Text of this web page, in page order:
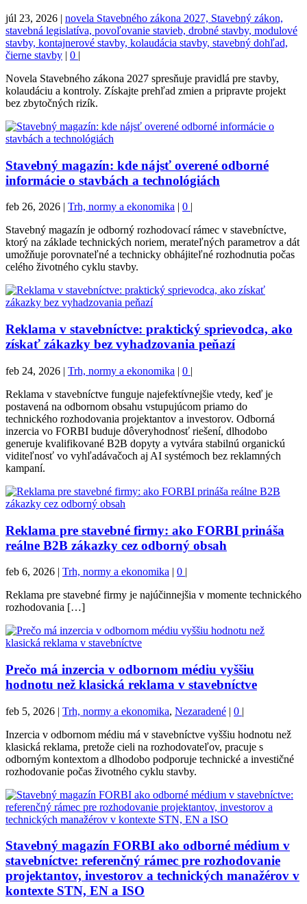
júl 23, 2026 | novela Stavebného zákona 2027, Stavebný zákon,
stavebná legislatíva, povoľovanie stavieb, drobné stavby, modulové
stavby, kontajnerové stavby, kolaudácia stavby, stavebný dohľad,
čierne stavby | 0 |
Novela Stavebného zákona 2027 spresňuje pravidlá pre stavby,
kolaudáciu a kontroly. Získajte prehľad zmien a pripravte projekt
bez zbytočných rizík.
Stavebný magazín: kde nájsť overené odborné
informácie o stavbách a technológiách
feb 26, 2026 | Trh, normy a ekonomika | 0 |
Stavebný magazín je odborný rozhodovací rámec v stavebníctve,
ktorý na základe technických noriem, merateľných parametrov a dát
umožňuje porovnateľné a technicky obhájiteľné rozhodnutia počas
celého životného cyklu stavby.
Reklama v stavebníctve: praktický sprievodca, ako
získať zákazky bez vyhadzovania peňazí
feb 24, 2026 | Trh, normy a ekonomika | 0 |
Reklama v stavebníctve funguje najefektívnejšie vtedy, keď je
postavená na odbornom obsahu vstupujúcom priamo do
technického rozhodovania projektantov a investorov. Odborná
inzercia vo FORBI buduje dôveryhodnosť riešení, dlhodobo
generuje kvalifikované B2B dopyty a vytvára stabilnú organickú
viditeľnosť vo vyhľadávačoch aj AI systémoch bez reklamných
kampaní.
Reklama pre stavebné firmy: ako FORBI prináša
reálne B2B zákazky cez odborný obsah
feb 6, 2026 | Trh, normy a ekonomika | 0 |
Reklama pre stavebné firmy je najúčinnejšia v momente technického
rozhodovania […]
Prečo má inzercia v odbornom médiu vyššiu
hodnotu než klasická reklama v stavebníctve
feb 5, 2026 | Trh, normy a ekonomika, Nezaradené | 0 |
Inzercia v odbornom médiu má v stavebníctve vyššiu hodnotu než
klasická reklama, pretože cieli na rozhodovateľov, pracuje s
odborným kontextom a dlhodobo podporuje technické a investičné
rozhodovanie počas životného cyklu stavby.
Stavebný magazín FORBI ako odborné médium v
stavebníctve: referenčný rámec pre rozhodovanie
projektantov, investorov a technických manažérov v
kontexte STN, EN a ISO